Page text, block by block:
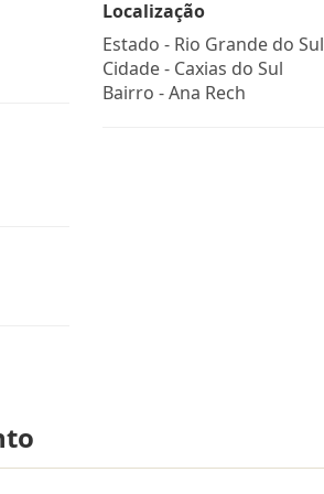
Localização
Estado - Rio Grande do Sul
Cidade - Caxias do Sul
Bairro -Ana Rech